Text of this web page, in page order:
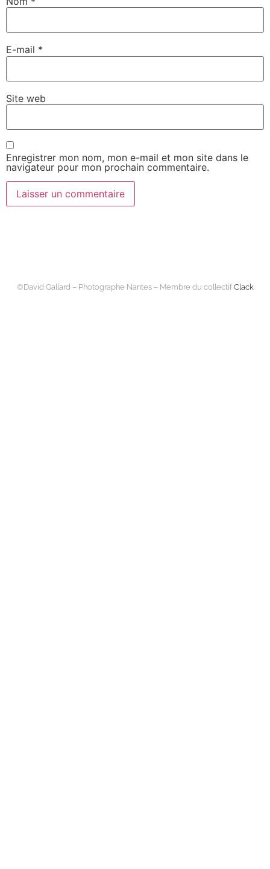
E-mail *
Site web
Enregistrer mon nom, mon e-mail et mon site dans le
navigateur pour mon prochain commentaire.
©David Gallard – Photographe Nantes – Membre du collectifClack